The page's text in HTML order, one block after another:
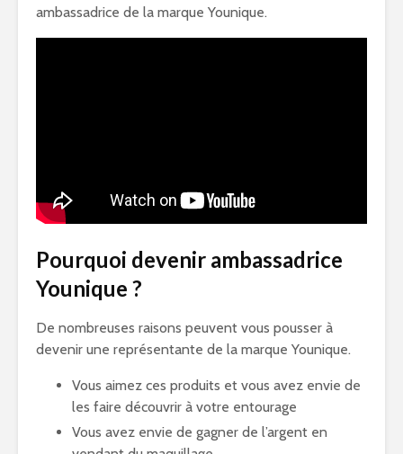
ambassadrice de la marque Younique.
Pourquoi devenir ambassadrice
Younique ?
De nombreuses raisons peuvent vous pousser à
devenir une représentante de la marque Younique.
Vous aimez ces produits et vous avez envie de
les faire découvrir à votre entourage
Vous avez envie de gagner de l’argent en